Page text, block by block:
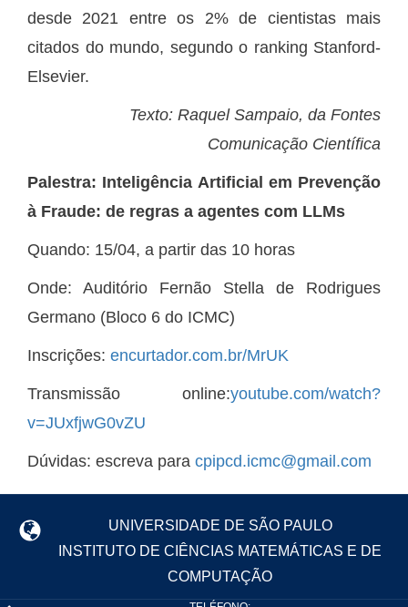
desde 2021 entre os 2% de cientistas mais
citados do mundo, segundo o ranking Stanford-
Elsevier.
Texto: Raquel Sampaio, da Fontes
Comunicação Científica
Palestra: Inteligência Artificial em Prevenção
à Fraude: de regras a agentes com LLMs
Quando: 15/04, a partir das 10 horas
Onde: Auditório Fernão Stella de Rodrigues
Germano (Bloco 6 do ICMC)
Inscrições: encurtador.com.br/MrUK
Transmissão online:youtube.com/watch?
v=JUxfjwG0vZU
Dúvidas: escreva para cpipcd.icmc@gmail.com
UNIVERSIDADE DE SÃO PAULO
INSTITUTO DE CIÊNCIAS MATEMÁTICAS E DE
COMPUTAÇÃO